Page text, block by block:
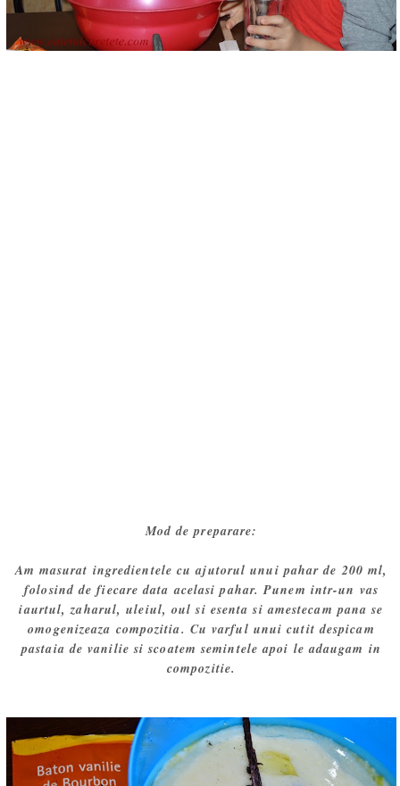
Mod de preparare:
Am masurat ingredientele cu ajutorul unui pahar de 200 ml,
folosind de fiecare data acelasi pahar. Punem intr-un vas
iaurtul, zaharul, uleiul, oul si esenta si amestecam pana se
omogenizeaza compozitia. Cu varful unui cutit despicam
pastaia de vanilie si scoatem semintele apoi le adaugam in
compozitie.